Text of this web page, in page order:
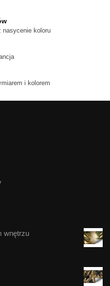
nasycenie koloru
i kolorem
wnętrzu